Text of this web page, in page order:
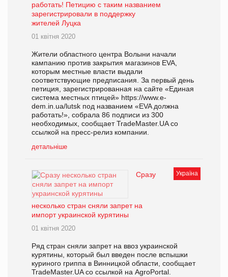
работать! Петицию с таким названием
зарегистрировали в поддержку
жителей Луцка
01 квітня 2020
Жители областного центра Волыни начали
кампанию против закрытия магазинов EVA,
которым местные власти выдали
соответствующие предписания. За первый день
петиция, зарегистрированная на сайте «Единая
система местных птицей» https://www.e-
dem.in.ua/lutsk под названием «EVA должна
работать!», собрала 86 подписи из 300
необходимых, сообщает TradeMaster.UA со
ссылкой на пресс-релиз компании.
детальніше
Україна
Сразу
несколько стран сняли запрет на
импорт украинской курятины
01 квітня 2020
Ряд стран сняли запрет на ввоз украинской
курятины, который был введен после вспышки
куриного гриппа в Винницкой области, сообщает
TradeMaster.UA со ссылкой на AgroPortal.